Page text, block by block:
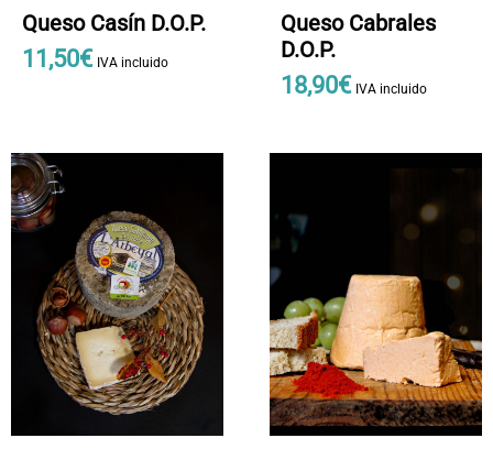
Queso Casín D.O.P.
11 ,50€ IVA incluido
Queso Cabrales
D.O.P.
18,90€ IVA incluido
variantes.
Las
opciones
pueden
elegir
en
la
página
de